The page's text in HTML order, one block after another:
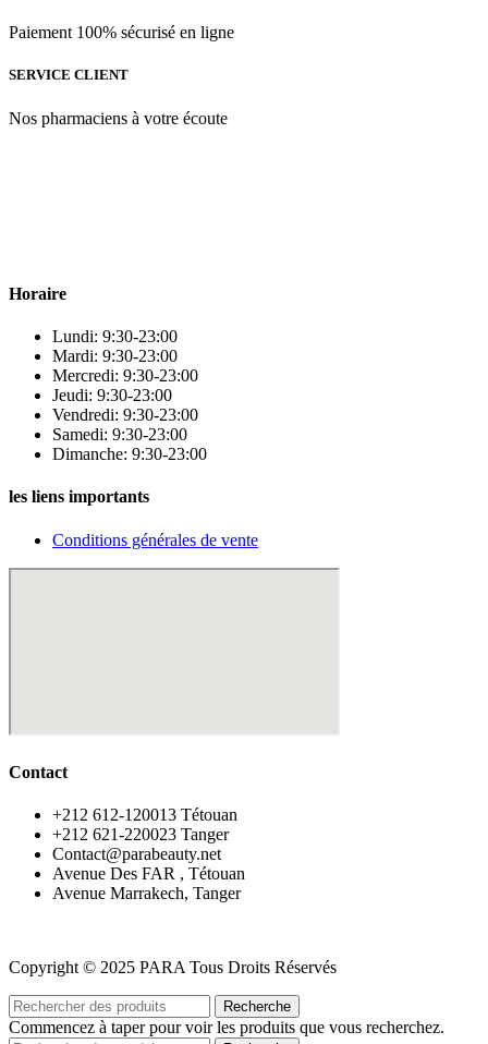
Paiement 100% sécurisé en ligne
SERVICE CLIENT
Nos pharmaciens à votre écoute
Horaire
Lundi: 9:30-23:00
Mardi: 9:30-23:00
Mercredi: 9:30-23:00
Jeudi: 9:30-23:00
Vendredi: 9:30-23:00
Samedi: 9:30-23:00
Dimanche: 9:30-23:00
les liens importants
Conditions générales de vente
Contact
‪+212 612-120013 Tétouan
‪+212 621-220023 Tanger
Contact@parabeauty.net
Avenue Des FAR , Tétouan
Avenue Marrakech, Tanger
Copyright © 2025 PARA Tous Droits Réservés
Recherche
Commencez à taper pour voir les produits que vous recherchez.